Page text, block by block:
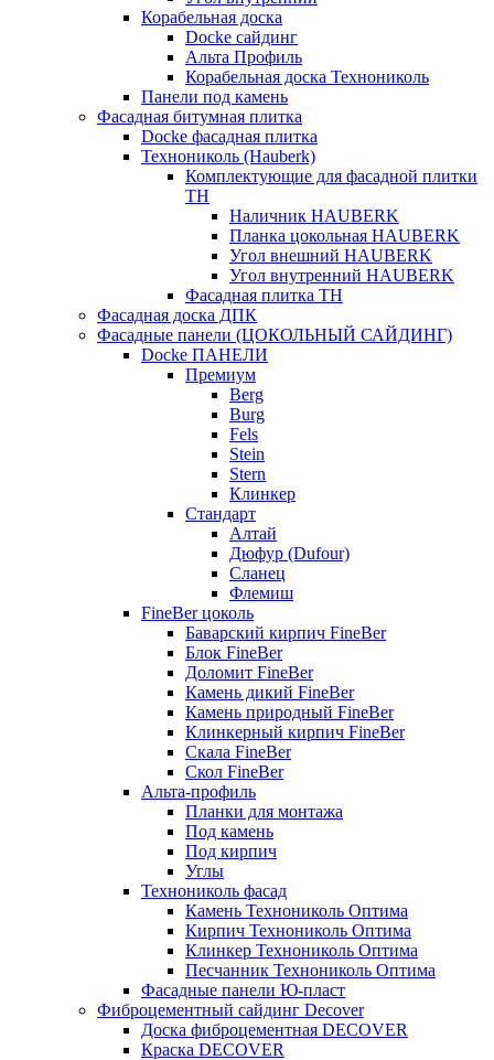
Корабельная доска
Docke сайдинг
Альта Профиль
Корабельная доска Технониколь
Панели под камень
Фасадная битумная плитка
Docke фасадная плитка
Технониколь (Hauberk)
Комплектующие для фасадной плитки
ТН
Наличник HAUBERK
Планка цокольная HAUBERK
Угол внешний HAUBERK
Угол внутренний HAUBERK
Фасадная плитка ТН
Фасадная доска ДПК
Фасадные панели (ЦОКОЛЬНЫЙ САЙДИНГ)
Docke ПАНЕЛИ
Премиум
Berg
Burg
Fels
Stein
Stern
Клинкер
Стандарт
Алтай
Дюфур (Dufour)
Сланец
Флемиш
FineBer цоколь
Баварский кирпич FineBer
Блок FineBer
Доломит FineBer
Камень дикий FineBer
Камень природный FineBer
Клинкерный кирпич FineBer
Скала FineBer
Скол FineBer
Альта-профиль
Планки для монтажа
Под камень
Под кирпич
Углы
Технониколь фасад
Камень Технониколь Оптима
Кирпич Технониколь Оптима
Клинкер Технониколь Оптима
Песчанник Технониколь Оптима
Фасадные панели Ю-пласт
Фиброцементный сайдинг Decover
Доска фиброцементная DECOVER
Краска DECOVER